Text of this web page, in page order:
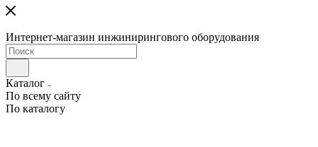
Интернет-магазин инжинирингового оборудования
Каталог
По всему сайту
По каталогу